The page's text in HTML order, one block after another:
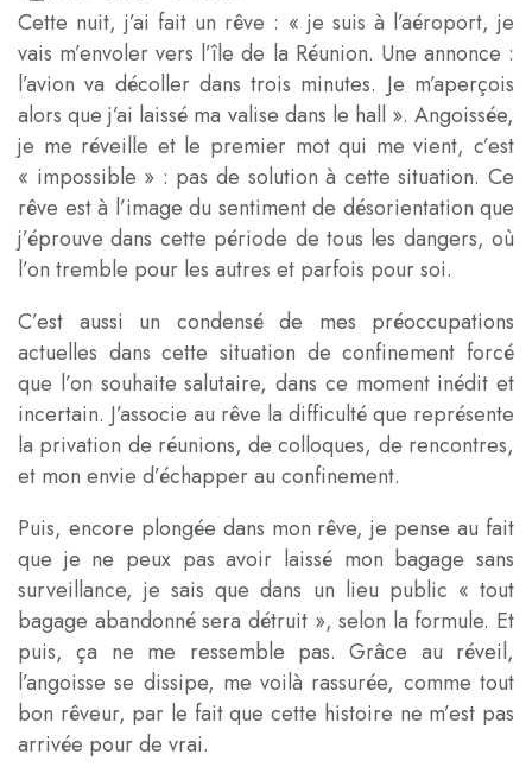
Cette nuit, j’ai fait un rêve : « je suis à l’aéroport, je
vais m’envoler vers l’île de la Réunion. Une annonce :
l’avion va décoller dans trois minutes. Je m’aperçois
alors que j’ai laissé ma valise dans le hall ». Angoissée,
je me réveille et le premier mot qui me vient, c’est
« impossible » : pas de solution à cette situation. Ce
rêve est à l’image du sentiment de désorientation que
j’éprouve dans cette période de tous les dangers, où
l’on tremble pour les autres et parfois pour soi.
C’est aussi un condensé de mes préoccupations
actuelles dans cette situation de confinement forcé
que l’on souhaite salutaire, dans ce moment inédit et
incertain. J’associe au rêve la difficulté que représente
la privation de réunions, de colloques, de rencontres,
et mon envie d’échapper au confinement.
Puis, encore plongée dans mon rêve, je pense au fait
que je ne peux pas avoir laissé mon bagage sans
surveillance, je sais que dans un lieu public « tout
bagage abandonné sera détruit », selon la formule. Et
puis, ça ne me ressemble pas. Grâce au réveil,
l’angoisse se dissipe, me voilà rassurée, comme tout
bon rêveur, par le fait que cette histoire ne m’est pas
arrivée pour de vrai.